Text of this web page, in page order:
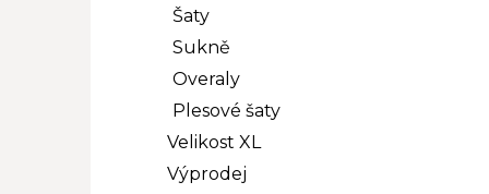
Šaty
Sukně
Overaly
Plesové šaty
Velikost XL
Výprodej